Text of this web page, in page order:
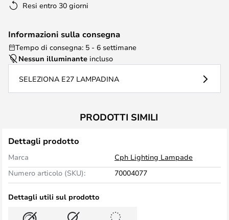
Resi entro 30 giorni
Informazioni sulla consegna
Tempo di consegna: 5 - 6 settimane
Nessun illuminante incluso
SELEZIONA E27 LAMPADINA
PRODOTTI SIMILI
Dettagli prodotto
Marca
Cph Lighting Lampade
Numero articolo (SKU):
70004077
Dettagli utili sul prodotto